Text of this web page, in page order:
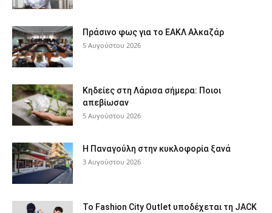
Πράσινο φως για το ΕΑΚΛ Αλκαζάρ
5 Αυγούστου 2026
Κηδείες στη Λάρισα σήμερα: Ποιοι
απεβίωσαν
5 Αυγούστου 2026
Η Παναγούλη στην κυκλοφορία ξανά
3 Αυγούστου 2026
Το Fashion City Outlet υποδέχεται τη JACK